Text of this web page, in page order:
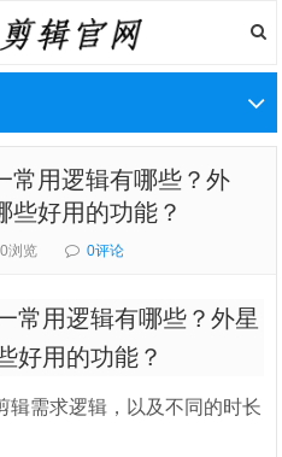
常用逻辑有哪些？外
些好用的功能？
浏览 0评论
常用逻辑有哪些？外星
好用的功能？
辑需求逻辑，以及不同的时长